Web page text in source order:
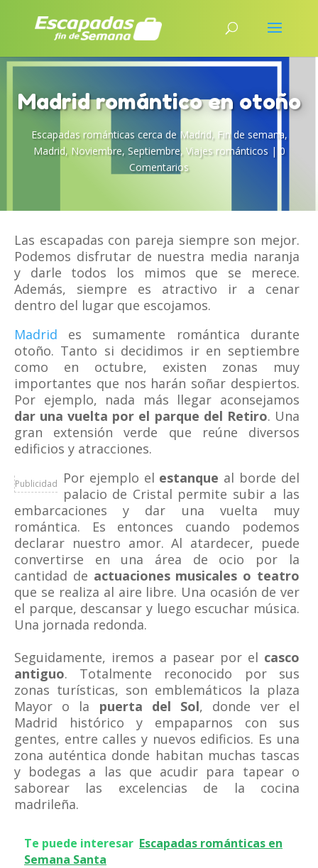
Madrid romántico en otoño
Escapadas románticas cerca de Madrid, Fin de semana,
Madrid, Noviembre, Septiembre, Viajes románticos| 0
Comentarios
Las escapadas con pareja siempre son mejor.
Podemos disfrutar de nuestra media naranja
y darle todos los mimos que se merece.
Además, siempre es atractivo ir a cenar
dentro del lugar que escojamos.
Madrid es sumamente romántica durante
otoño. Tanto si decidimos ir en septiembre
como en octubre, existen zonas muy
importantes que nos harán soñar despiertos.
Por ejemplo, nada más llegar aconsejamos
dar una vuelta por el parque del Retiro. Una
gran extensión verde que reúne diversos
edificios y atracciones.
Publicidad Por ejemplo el estanque al borde del
palacio de Cristal permite subir a las
embarcaciones y dar una vuelta muy
romántica. Es entonces cuando podemos
declarar nuestro amor. Al atardecer, puede
convertirse en una área de ocio por la
cantidad de actuaciones musicales o teatro
que se realiza al aire libre. Una ocasión de ver
el parque, descansar y luego escuchar música.
Una jornada redonda.
Seguidamente, iremos a pasear por el casco
antiguo. Totalmente reconocido por sus
zonas turísticas, son emblemáticos la plaza
Mayor o la puerta del Sol, donde ver el
Madrid histórico y empaparnos con sus
gentes, entre calles y nuevos edificios. Es una
zona auténtica donde habitan muchas tascas
y bodegas a las que acudir para tapear o
saborear las excelencias de la cocina
madrileña.
Te puede interesar Escapadas románticas en
Semana Santa